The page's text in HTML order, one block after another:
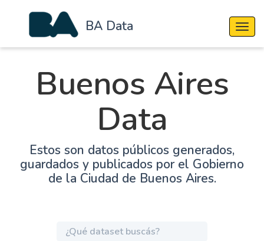
BA Data
Buenos Aires
Data
Estos son datos públicos generados,
guardados y publicados por el Gobierno
de la Ciudad de Buenos Aires.